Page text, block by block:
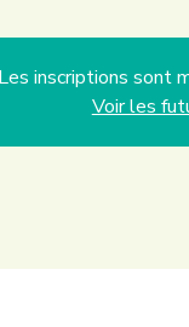
Les inscriptions sont
Voir les